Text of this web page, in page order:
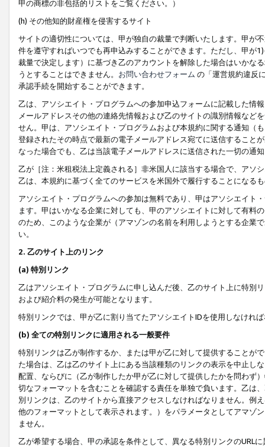
甲の商標の非包括的リストをご覧ください。）
(h) その他知的財産権を侵害するサイト
サイトの適切性については、甲が独自の裁量で判断いたします。甲が
件を遵守すればいつでも再申込みすることができます。ただし、甲が
裁量で決定します）に基づき乙のアカウントを解除した場合はいかな
うとすることはできません。 お問い合わせフォーム の「運営規約違反
承認手続を開始することができます。
乙は、アソシエイト・プログラムへの参加申込フォームに記載した情
メールアドレスその他の連絡先情報および乙のサイトの識別情報など
せん。甲は、アソシエイト・プログラムおよび本規約に関する通知（
登録されたその時点で最新の電子メールアドレス宛てに送信すること
なった場合でも、乙は当該電子メールアドレスに送信された一切の通
乙が［注：米租税法上定義される］非米国人に該当する場合で、アソ
乙は、本規約に基づく全てのサービスを米国外で履行することになる
アソシエイト・プログラムへの参加は無料であり、甲はアソシエイト
ます。甲はいかなる企業に対しても、甲のアソシエイトに対して有料
のため、このような企業が（アマゾンの名前を利用しようとする企業
い。
2. 乙のサイト上のリンク
(a) 特別リンク
乙はアソシエイト・プログラムに申し込んだ後、乙のサイト上に特別
および紹介料の発生が可能となります。
特別リンクでは、甲が乙に割り当てたアソシエイトIDを使用しなけれ
(b) 全ての特別リンクに適用される一般要件
特別リンクは乙が制作するか、または甲が乙に対して提供することが
た場合は、乙は乙のサイト上にある当該種類のリンクの表示を中止し
配置、ならびに（乙が制作したか甲が乙に対して提供したかを問わず
切なフォーマットを含むことを確認する責任を単独で負います。乙は
別リンクは、乙のサイトから直接アクセスしなければなりません。例
他のフォーマットとして表示されます。）をパラメータとしてアマゾ
ません。
乙が希望する場合、甲の承認を条件として、異なる特別リンクのURL